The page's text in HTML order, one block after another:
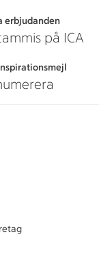
erbjudanden
på ICA